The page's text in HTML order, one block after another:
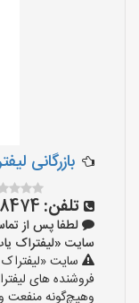
بازرگانی
تلفن:
لطفا پس از
سایت «لیفتراک یاب»
سایت
فروشنده های
وهیچ‌گونه منفعت